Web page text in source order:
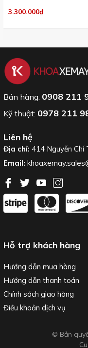
3.300.000₫
Bán hàng: 0908 211
Kỹ thuật: 0978 211
Liên hệ
Địa chỉ: 414 Nguyễn Chí
Email:
Hỗ trợ khách hàng
Hướng dẫn mua hàng
Hướng dẫn thanh toán
Chính sách giao hàng
Điều khoản dịch vụ
© Bản